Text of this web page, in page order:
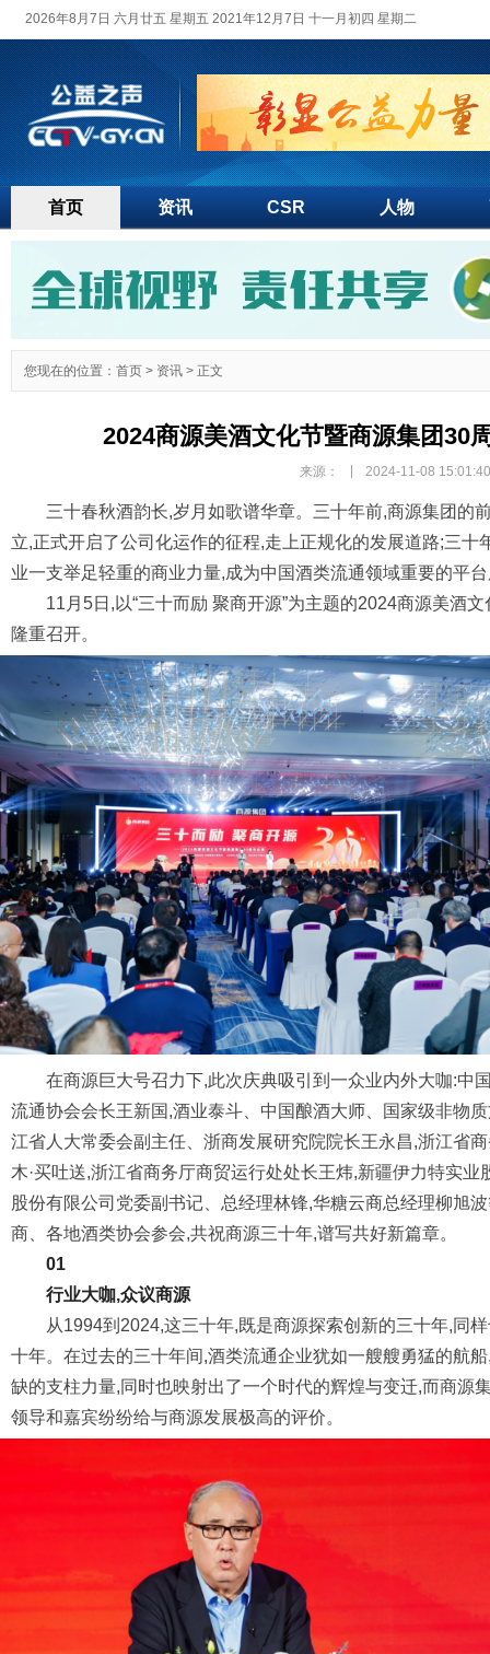
2026年8月7日 六月廿五 星期五 2021年12月7日 十一月初四 星期二
首页 资讯 CSR 人物
您现在的位置： 首页 > 资讯 > 正文
2024商源美酒文化节暨商源集团30
来源： 2024-11-08 15:01:40
三十春秋酒韵长,岁月如歌谱华章。三十年前,商源集团
立,正式开启了公司化运作的征程,走上正规化的发展道路;三十
业一支举足轻重的商业力量,成为中国酒类流通领域重要的平
11月5日,以“三十而励 聚商开源”为主题的2024商源美酒
隆重召开。
在商源巨大号召力下,此次庆典吸引到一众业内外大咖:中
流通协会会长王新国,酒业泰斗、中国酿酒大师、国家级非物
江省人大常委会副主任、浙商发展研究院院长王永昌,浙江省
木·买吐送,浙江省商务厅商贸运行处处长王炜,新疆伊力特实
股份有限公司党委副书记、总经理林锋,华糖云商总经理柳旭
商、各地酒类协会参会,共祝商源三十年,谱写共好新篇章。
01
行业大咖,众议商源
从1994到2024,这三十年,既是商源探索创新的三十年,同
十年。在过去的三十年间,酒类流通企业犹如一艘艘勇猛的航
缺的支柱力量,同时也映射出了一个时代的辉煌与变迁,而商源
领导和嘉宾纷纷给与商源发展极高的评价。